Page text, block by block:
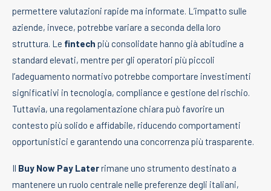
permettere valutazioni rapide ma informate. L’impatto sulle
aziende, invece, potrebbe variare a seconda della loro
struttura. Le fintech più consolidate hanno già abitudine a
standard elevati, mentre per gli operatori più piccoli
l’adeguamento normativo potrebbe comportare investimenti
significativi in tecnologia, compliance e gestione del rischio.
Tuttavia, una regolamentazione chiara può favorire un
contesto più solido e affidabile, riducendo comportamenti
opportunistici e garantendo una concorrenza più trasparente.
Il Buy Now Pay Laterrimane uno strumento destinato a
mantenere un ruolo centrale nelle preferenze degli italiani,